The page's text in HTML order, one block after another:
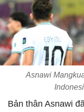
Asnawi
Bản thân Asnawi